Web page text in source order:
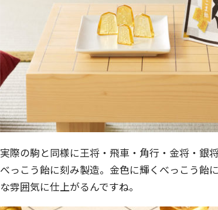
実際の駒と同様に王将・飛車・角行・金将・銀
べっこう飴に刻み製造。金色に輝くべっこう飴
な雰囲気に仕上がるんですね。